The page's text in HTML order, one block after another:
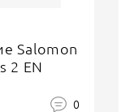
Salomon
2 EN
0